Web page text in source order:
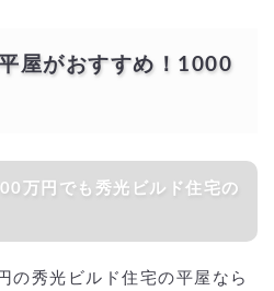
屋がおすすめ！1000
秀光ビルド住宅の平屋なら